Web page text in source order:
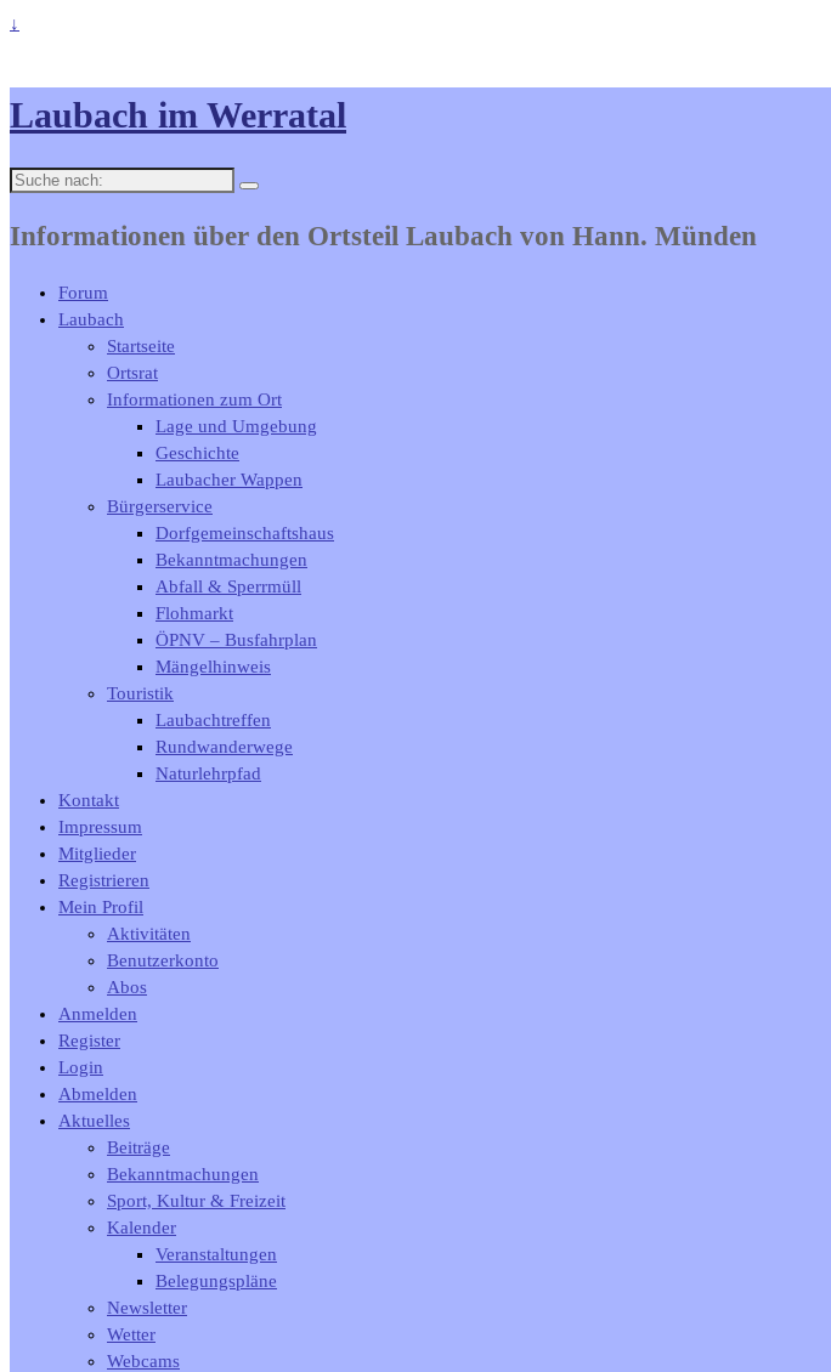
↓
Laubach im Werratal
Suche
Informationen über den Ortsteil Laubach von Hann. Münden
Forum
Laubach
Startseite
Ortsrat
Informationen zum Ort
Lage und Umgebung
Geschichte
Laubacher Wappen
Bürgerservice
Dorfgemeinschaftshaus
Bekanntmachungen
Abfall & Sperrmüll
Flohmarkt
ÖPNV – Busfahrplan
Mängelhinweis
Touristik
Laubachtreffen
Rundwanderwege
Naturlehrpfad
Kontakt
Impressum
Mitglieder
Registrieren
Mein Profil
Aktivitäten
Benutzerkonto
Abos
Anmelden
Register
Login
Abmelden
Aktuelles
Beiträge
Bekanntmachungen
Sport, Kultur & Freizeit
Kalender
Veranstaltungen
Belegungspläne
Newsletter
Wetter
Webcams